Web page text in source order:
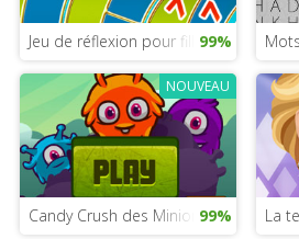
Jeu de réflexion pour filles99%
NOUVEAU
Candy Crush des Minions99% La